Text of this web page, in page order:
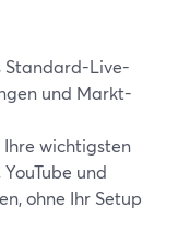
Standard-Live-
und Markt-
wichtigsten
und
ohne Ihr Setup